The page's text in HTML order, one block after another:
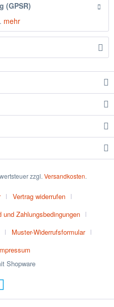
(GPSR)
mehr
zzgl. Versandkosten.
Vertrag widerrufen
und Zahlungsbedingungen
Muster-Widerrufsformular
Shopware